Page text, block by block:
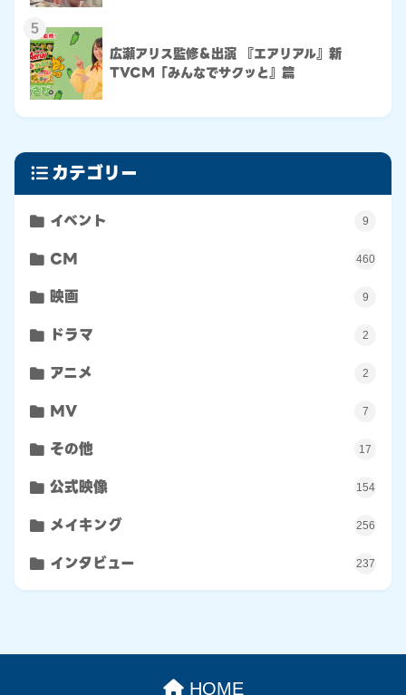
5
広瀬アリス監修＆出演 『エアリアル』新
TVCM「みんなでサクッと』篇
カテゴリー
イベント 9
CM 460
映画 9
ドラマ 2
アニメ 2
MV 7
その他 17
公式映像 154
メイキング 256
インタビュー 237
HOME